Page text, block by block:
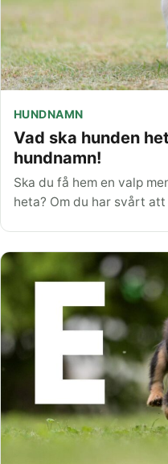
HUNDNAMN
Vad ska hunden
hundnamn!
Ska du få hem en valp
heta? Om du har svårt